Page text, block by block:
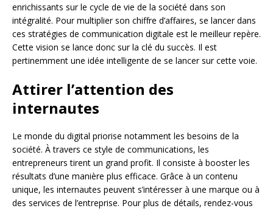
enrichissants sur le cycle de vie de la société dans son
intégralité. Pour multiplier son chiffre d’affaires, se lancer dans
ces stratégies de communication digitale est le meilleur repère.
Cette vision se lance donc sur la clé du succès. Il est
pertinemment une idée intelligente de se lancer sur cette voie.
Attirer l’attention des
internautes
Le monde du digital priorise notamment les besoins de la
société. À travers ce style de communications, les
entrepreneurs tirent un grand profit. Il consiste à booster les
résultats d’une manière plus efficace. Grâce à un contenu
unique, les internautes peuvent s’intéresser à une marque ou à
des services de l’entreprise. Pour plus de détails, rendez-vous